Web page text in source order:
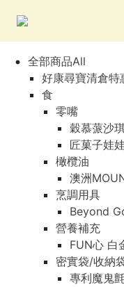
全部商品All
好康尋寶清倉特
食
零嘴
穀慕蒎沙
匠菓子娃
橄欖油
澳洲
烹調用具
Beyond
營養補充
FUN心 白
密實袋/收納
專利魔鬼